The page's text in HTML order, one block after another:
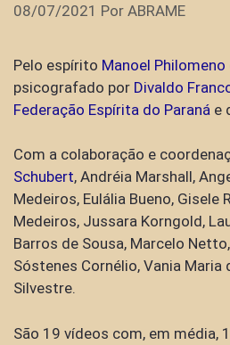
08/07/2021 Por ABRAME
Pelo espírito Manoel Philomeno
psicografado por Divaldo
Federação Espírita do Paraná e
Com a colaboração e
Schubert, Andréia Marshall,
Medeiros, Eulália Bueno, Gisele
Medeiros, Jussara Korngold,
Barros de Sousa, Marcelo
Sóstenes Cornélio, Vania Maria
Silvestre.
São 19 vídeos com, em média,